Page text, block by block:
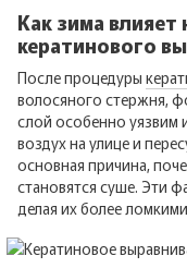
Как зима
кератинового
После процедуры
волосяного стержня,
слой особенно уязвим
воздух на улице и
основная причина,
становятся суше. Эти
делая их более